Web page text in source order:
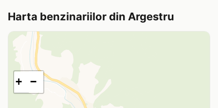
Harta benzinariilor din Argestru
+ −